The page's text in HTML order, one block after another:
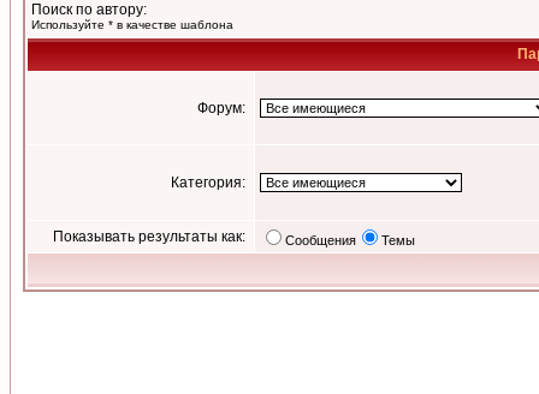
Поиск по автору:
Используйте * в качестве шаблона
Форум:
Категория:
Показывать результаты как: Сообщения Темы